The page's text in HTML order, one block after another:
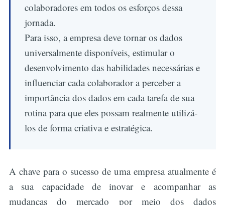
colaboradores em todos os esforços dessa
jornada.
Para isso, a empresa deve tornar os dados
universalmente disponíveis, estimular o
desenvolvimento das habilidades necessárias e
influenciar cada colaborador a perceber a
importância dos dados em cada tarefa de sua
rotina para que eles possam realmente utilizá-
los de forma criativa e estratégica.
A chave para o sucesso de uma empresa atualmente é
a sua capacidade de inovar e acompanhar as
mudanças do mercado por meio dos dados